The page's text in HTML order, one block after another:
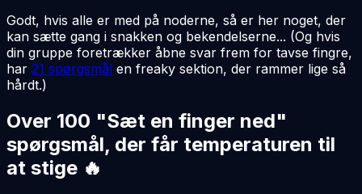
Godt, hvis alle er med på noderne, så er her noget, der
kan sætte gang i snakken og bekendelserne... (Og hvis
din gruppe foretrækker åbne svar frem for tavse fingre,
har 21 spørgsmål en freaky sektion, der rammer lige så
hårdt.)
Over 100 "Sæt en finger ned"
spørgsmål, der får temperaturen til
at stige 🔥